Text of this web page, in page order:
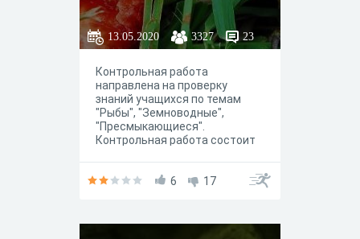
13.05.2020 3327 23
Контрольная работа
направлена на проверку
знаний учащихся по темам
"Рыбы", "Земноводные",
"Пресмыкающиеся".
Контрольная работа состоит
выполнение не ограничено,
Поэтому при выполнении
6 17